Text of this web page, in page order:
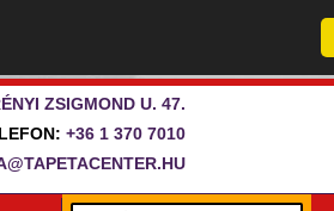
ZSIGMOND U. 47.
+36 1 370 7010